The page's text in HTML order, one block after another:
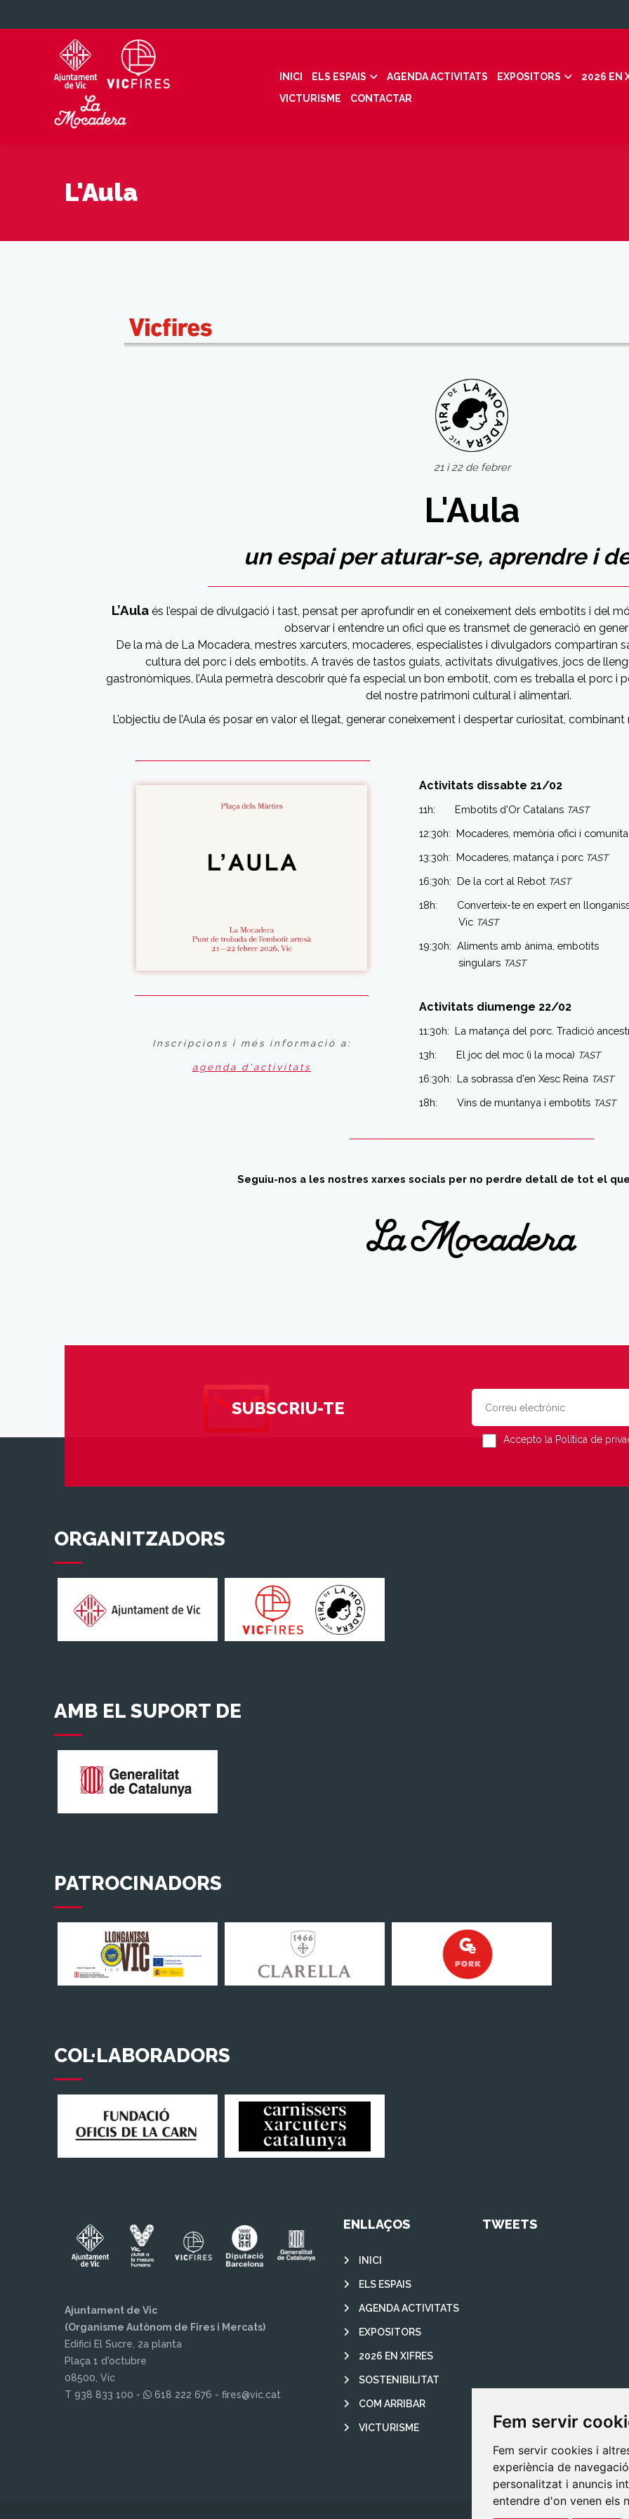
Fem servir
Fem servir cookies i
experiència de
personalitzat i anuncis
entendre d'on venen els
INICI ELS ESPAIS AGENDA ACTIVITATS EXPOSITORS
2026 EN
VICTURISME
CONTACTAR
L'Aula
21 i 22 de febrer
L'Aula
un espai per aturar-se, aprendre i
L’Aula és l’espai de divulgació i tast, pensat per aprofundir en el coneixement dels embotits i del
observar i entendre un ofici que es transmet de generació en
De la mà de La Mocadera, mestres xarcuters, mocaderes, especialistes i divulgadors compartiran
cultura del porc i dels embotits. A través de tastos guiats, activitats divulgatives, jocs de
gastronòmiques, l’Aula permetrà descobrir què fa especial un bon embotit, com es treballa el porc i
del nostre patrimoni cultural i alimentari.
L’objectiu de l’Aula és posar en valor el llegat, generar coneixement i despertar curiositat,
Activitats dissabte 21/02
11h: Embotits d'Or Catalans TAST
12:30h: Mocaderes, memòria ofici i
13:30h: Mocaderes, matança i porc TAST
16:30h: De la cort al Rebot TAST
18h: Converteix-te en expert en
Vic TAST
19:30h: Aliments amb ànima, embotits
singulars TAST
Inscripcions i més informació a:
agenda d'activitats
Activitats diumenge 22/02
11:30h: La matança del porc. Tradició
13h: El joc del moc (i la moca) TAST
16:30h: La sobrassa d'en Xesc Reina TAST
18h: Vins de muntanya i embotits TAST
Seguiu-nos a les nostres xarxes socials per no perdre detall de tot el
SUBSCRIU-TE
Accepto la Política de
ORGANITZADORS
AMB EL SUPORT DE
PATROCINADORS
COL·LABORADORS
Ajuntament de Vic
(Organisme Autònom de Fires i Mercats)
Edifici El Sucre, 2a planta
Plaça 1 d'octubre
08500, Vic
T 938 833 100 -
618 222 676 - fires@vic.cat
ENLLAÇOS
INICI
ELS ESPAIS
AGENDA ACTIVITATS
EXPOSITORS
2026 EN XIFRES
SOSTENIBILITAT
COM ARRIBAR
VICTURISME
TWEETS